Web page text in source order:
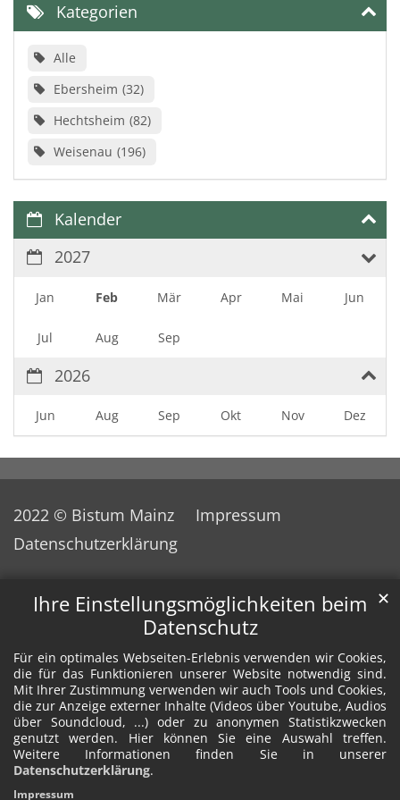
Ihre Einstellungsmöglichkeiten beim
Datenschutz
Für ein optimales Webseiten-Erlebnis verwenden wir Cookies,
die für das Funktionieren unserer Website notwendig sind.
Mit Ihrer Zustimmung verwenden wir auch Tools und Cookies,
die zur Anzeige externer Inhalte (Videos über Youtube, Audios
über Soundcloud, ...) oder zu anonymen Statistikzwecken
genutzt werden. Hier können Sie eine Auswahl treffen.
Weitere Informationen finden Sie in unserer
Datenschutzerklärung.
✕
Impressum
Kategorien
Alle
Ebersheim 32
Hechtsheim 82
Weisenau 196
Kalender
2027
Jan Feb Mär Apr Mai Jun
Jul Aug Sep
2026
Jun Aug Sep Okt Nov Dez
2022 © Bistum Mainz
Impressum
Datenschutzerklärung